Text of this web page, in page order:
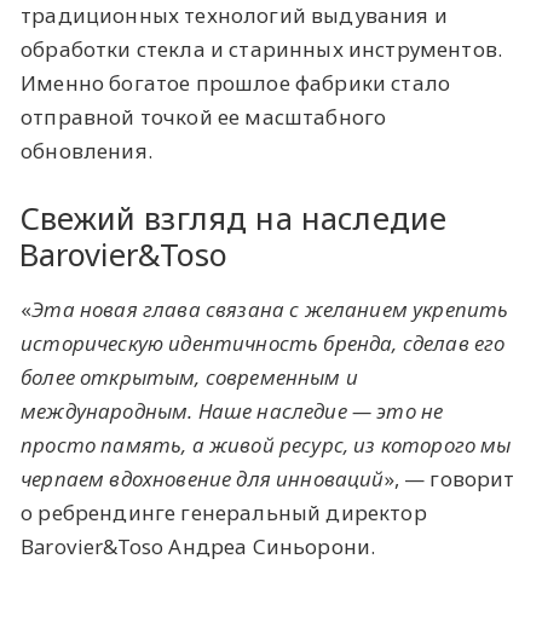
традиционных технологий выдувания и
обработки стекла и старинных инструментов.
Именно богатое прошлое фабрики стало
отправной точкой ее масштабного
обновления.
Свежий взгляд на наследие
Barovier&Toso
«Эта новая глава связана с желанием укрепить
историческую идентичность бренда, сделав его
более открытым, современным и
международным. Наше наследие — это не
просто память, а живой ресурс, из которого мы
черпаем вдохновение для инноваций», — говорит
о ребрендинге генеральный директор
Barovier&Toso Андреа Синьорони.